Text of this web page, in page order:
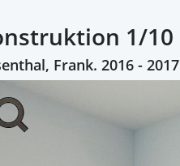
1/10
Frank. 2016 - 2017